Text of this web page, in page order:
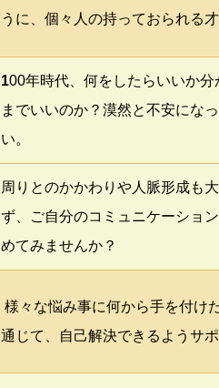
うに、個々人の持っておられる
100年時代、何をしたらいいか分
までいいのか？漠然と不安にな
い。
周りとのかかわりや人脈形成も
ず、ご自分のコミュニケーショ
めてみませんか？
様々な悩み事に何から手を付け
通じて、自己解決できるようサ